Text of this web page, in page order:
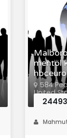
mentöl
584
United
Mahmut